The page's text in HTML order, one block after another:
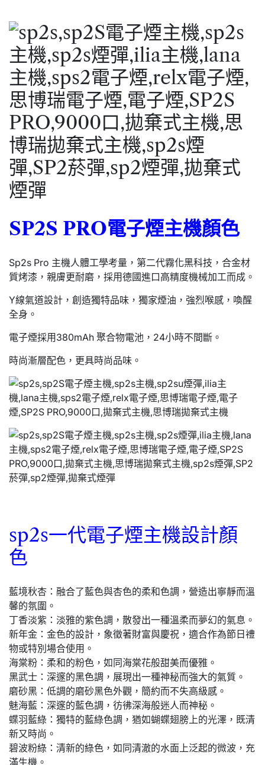
SP2S PRO電子煙主機顏色
Sp2s Pro 主機人體工學考量，第二代霧化黑科技，合金材
質烤漆，親膚更耐磨，採用德國進口高精度機械加工而成。
Y線氣道設計，創造獨特品味，獨家煙油，強烈喉感，喚醒
全身。
電子煙採用380mAh 聚合物電池，24小時不間斷。
時尚漸層配色，更具時尚品味。
sp2s一代電子煙主機設計顏
色
藍境秋杏：融合了藍色與杏色的柔和色調，營造出寧靜而溫
馨的氛圍。
丁香淡紫：淡雅的紫色調，散發出一種溫柔而夢幻的氣息。
新年金：金色的設計，象徵著財富與慶祝，適合作為節日禮
物或特別場合使用。
海棠粉：柔和的粉色，如同海棠花般甜美而優雅。
黑武士：深邃的黑色調，展現出一種神秘而強大的氣質。
磨砂黑：低調的磨砂黑色外觀，簡約而不失高級感。
魅海藍：深邃的藍色調，彷彿深海般迷人而神秘。
蝶羽藍綠：獨特的藍綠色調，猶如蝴蝶翅膀上的光澤，既清
新又時尚。
碧波粉綠：清新的綠色，如同清澈的水面上泛起的微波，充
滿生機。